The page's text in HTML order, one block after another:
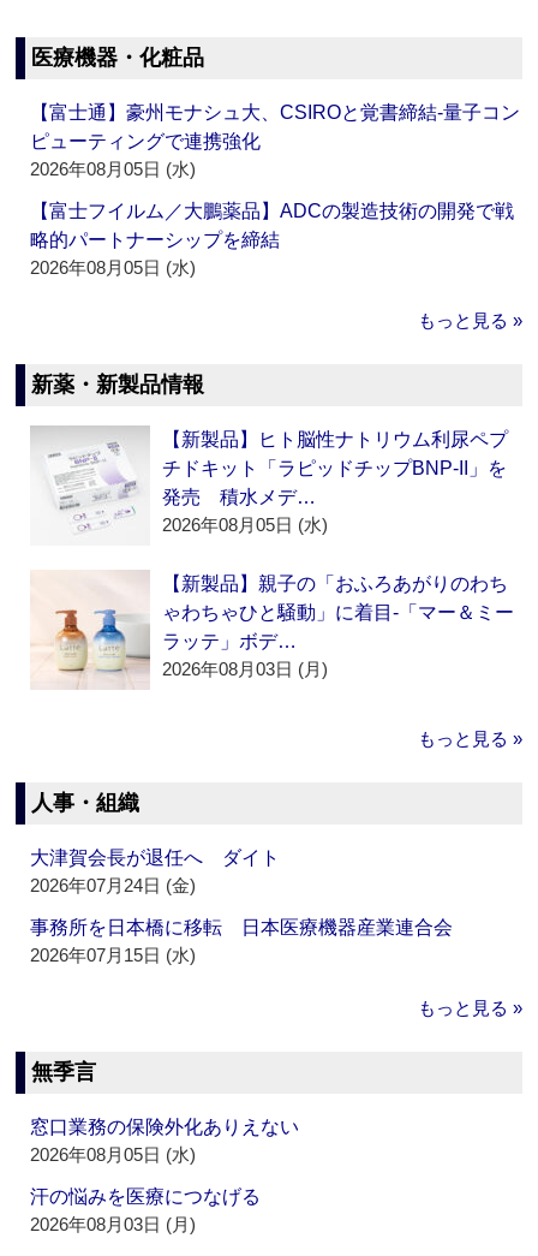
医療機器・化粧品
【富士通】豪州モナシュ大、CSIROと覚書締結‐量子コン
ピューティングで連携強化
2026年08月05日 (水)
【富士フイルム／大鵬薬品】ADCの製造技術の開発で戦
略的パートナーシップを締結
2026年08月05日 (水)
もっと見る »
新薬・新製品情報
【新製品】ヒト脳性ナトリウム利尿ペプ
チドキット「ラピッドチップBNP-II」を
発売 積水メデ…
2026年08月05日 (水)
【新製品】親子の「おふろあがりのわち
ゃわちゃひと騒動」に着目‐「マー＆ミー
ラッテ」ボデ…
2026年08月03日 (月)
もっと見る »
人事・組織
大津賀会長が退任へ ダイト
2026年07月24日 (金)
事務所を日本橋に移転 日本医療機器産業連合会
2026年07月15日 (水)
もっと見る »
無季言
窓口業務の保険外化ありえない
2026年08月05日 (水)
汗の悩みを医療につなげる
2026年08月03日 (月)